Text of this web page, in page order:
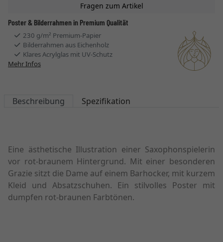
Fragen zum Artikel
Poster & Bilderrahmen in Premium Qualität
230 g/m² Premium-Papier
Bilderrahmen aus Eichenholz
Klares Acrylglas mit UV-Schutz
Mehr Infos
Beschreibung Spezifikation
Eine ästhetische Illustration einer Saxophonspielerin
vor rot-braunem Hintergrund. Mit einer besonderen
Grazie sitzt die Dame auf einem Barhocker, mit kurzem
Kleid und Absatzschuhen. Ein stilvolles Poster mit
dumpfen rot-braunen Farbtönen.